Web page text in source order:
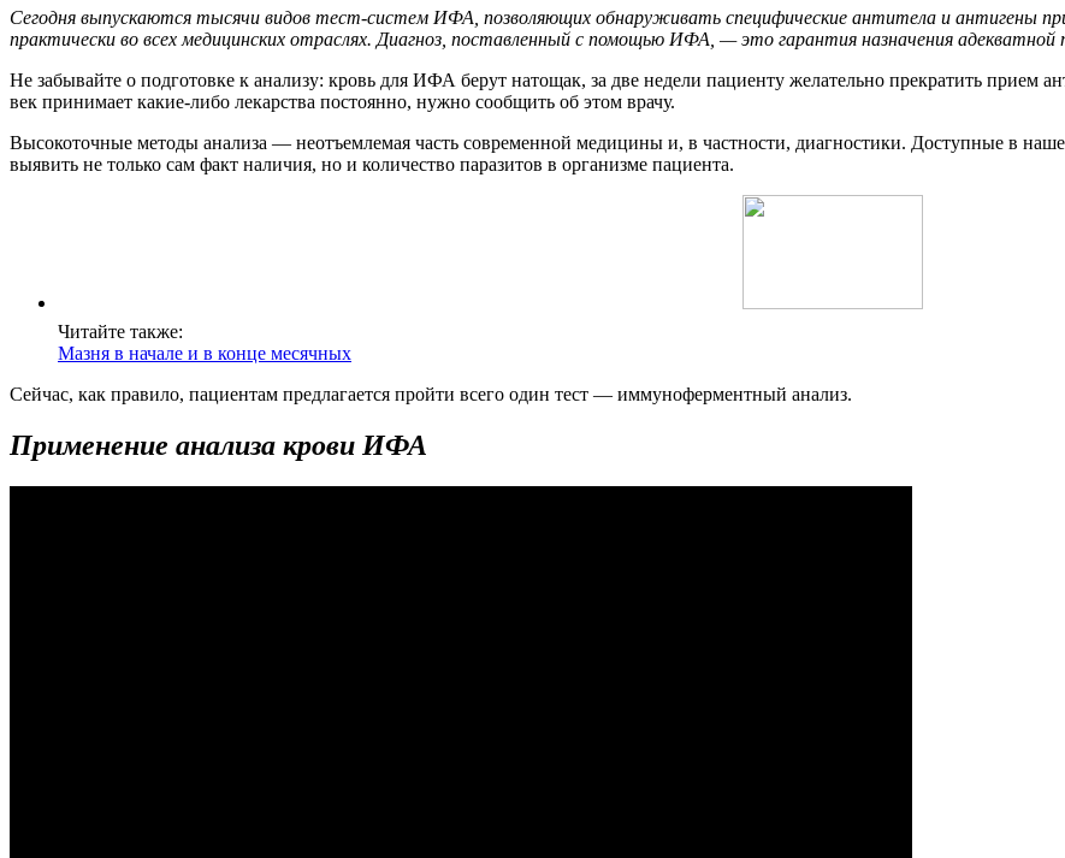
Сегодня выпускаются тысячи видов тест-систем ИФА, позволяющих обнаруживать специфические антитела и антигены
практически во всех медицинских отраслях. Диагноз, поставленный с помощью ИФА, — это гарантия назначения адекватной
Не за­бы­вай­те о под­го­тов­ке к ана­ли­зу: кровь для ИФА бе­рут на­то­щак, за две не­де­ли па­ци­ен­ту же­ла­тель­но пре­кра­тить при­ем
век при­ни­ма­ет ка­кие-ли­бо ле­кар­ст­ва по­сто­ян­но, нуж­но со­об­щить об этом вра­чу.
Высокоточные методы анализа — неотъемлемая часть современной медицины и, в частности, диагностики. Доступные в
выявить не только сам факт наличия, но и количество паразитов в организме пациента.
Читайте также:
Мазня в начале и в конце месячных
Сейчас, как правило, пациентам предлагается пройти всего один тест — иммуноферментный анализ.
Применение анализа крови ИФА